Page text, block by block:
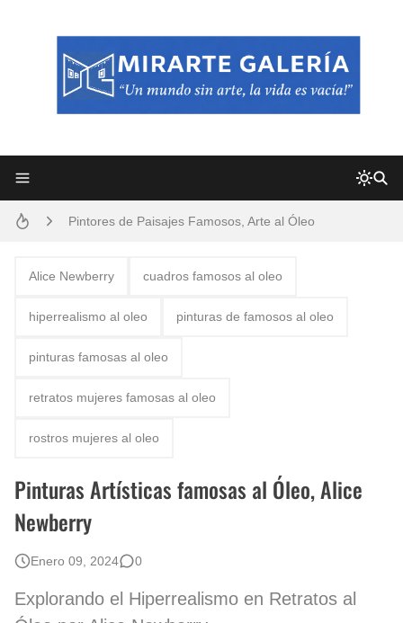
Pintores de Paisajes Famosos, Arte al Óleo
El mundo del arte en pintura surrealista
Alice Newberry cuadros famosos al oleo
hiperrealismo al oleo pinturas de famosos al oleo
pinturas famosas al oleo
retratos mujeres famosas al oleo
rostros mujeres al oleo
Pinturas Artísticas famosas al Óleo, Alice
Newberry
Enero 09, 2024 0
Explorando el Hiperrealismo en Retratos al